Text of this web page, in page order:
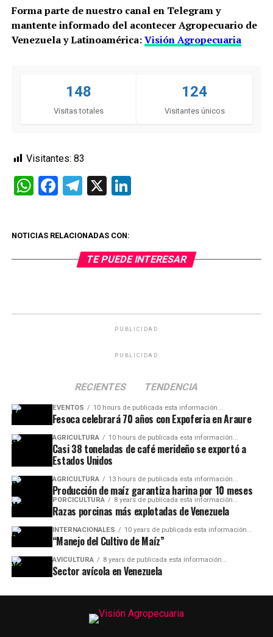
Forma parte de nuestro canal en Telegram y
mantente informado del acontecer Agropecuario de
Venezuela y Latinoamérica:Visión Agropecuaria
148
Visitas totales
124
Visitantes únicos
Visitantes: 83
WhatsApp
Facebook
Telegram
X LinkedIn
NOTICIAS RELACIONADAS CON:
TE PUEDE INTERESAR
PUBLICIDAD
PUBLICIDAD
RECIENTES TENDENCIA
EVENTOS 10 hours de publicada esta información...
Fesoca celebrará 70 años con Expoferia en Araure
AGRICULTURA 10 hours de publicada esta información...
Casi 38 toneladas de café merideño se exportó a
Estados Unidos
AGRICULTURA 13 hours de publicada esta información...
Producción de maíz garantiza harina por 10 meses
PORCICULTURA 8 years de publicada esta información...
Razas porcinas más explotadas de Venezuela
INTERNACIONALES 10 years de publicada esta información...
“Manejo del Cultivo de Maíz”
AVICULTURA 8 years de publicada esta información...
Sector avícola en Venezuela